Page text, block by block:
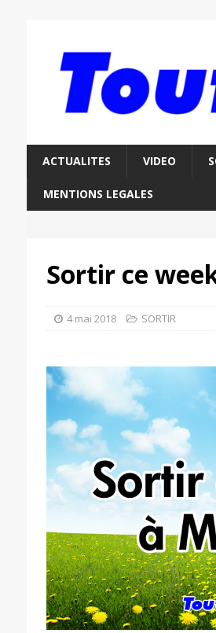
ACTUALITES VIDEO
MENTIONS LEGALES
Sortir ce
4 mai 2018 SORTIR